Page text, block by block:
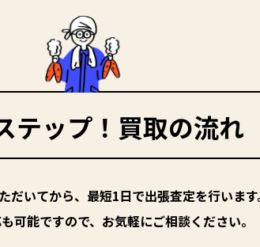
テップ！買取の流れ
だいてから、最短1日で出張査定を行います
可能ですので、お気軽にご相談ください。